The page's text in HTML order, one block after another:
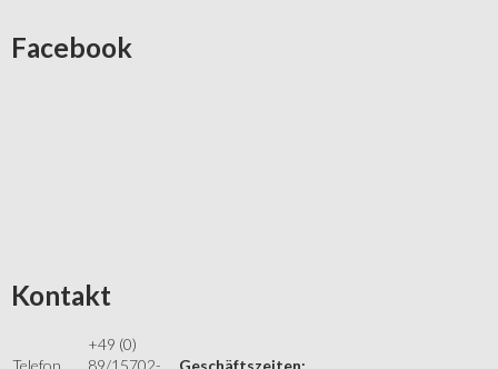
Facebook
Kontakt
Telefon
+49 (0)
89/15702-
Geschäftszeiten: